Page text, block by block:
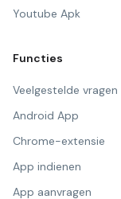
Youtube Apk
Functies
Veelgestelde vragen
Android App
Chrome-extensie
App indienen
App aanvragen